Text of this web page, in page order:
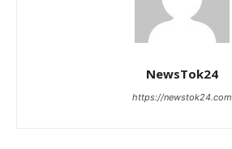
NewsTok24
https://newstok24.com